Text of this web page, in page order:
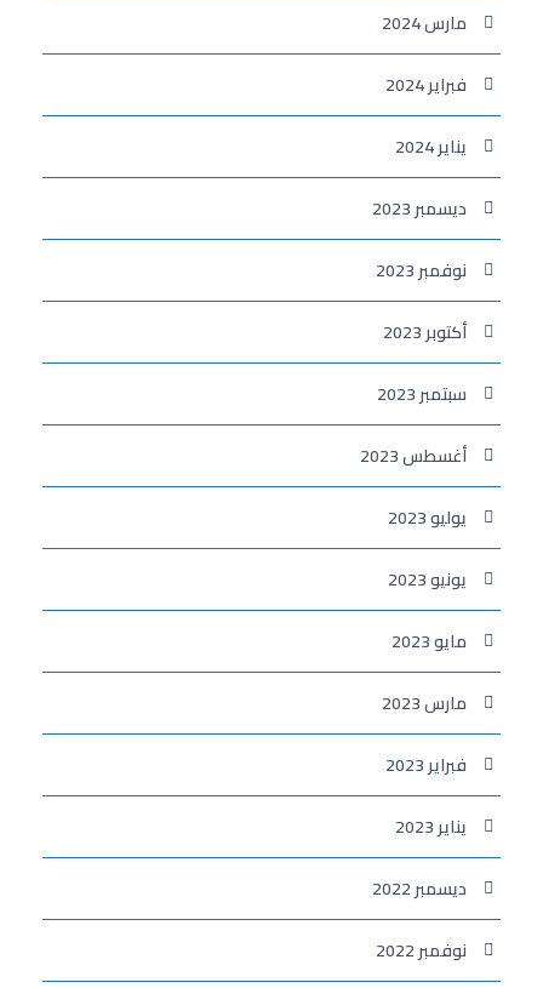
مارس 2024
فبراير 2024
يناير 2024
ديسمبر 2023
نوفمبر 2023
أكتوبر 2023
سبتمبر 2023
أغسطس 2023
يوليو 2023
يونيو 2023
مايو 2023
مارس 2023
فبراير 2023
يناير 2023
ديسمبر 2022
نوفمبر 2022